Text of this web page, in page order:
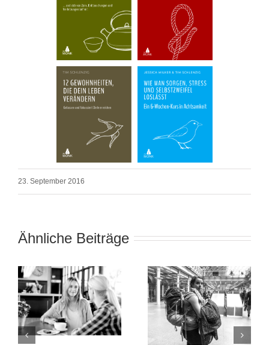
23. September 2016
Ähnliche Beiträge